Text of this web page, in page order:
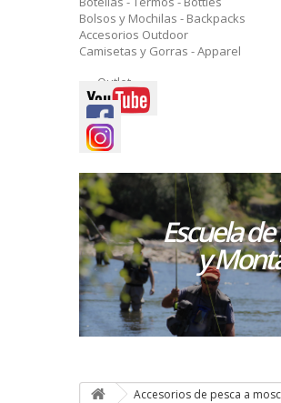
Bolsos y Mochilas - Backpacks
Accesorios Outdoor
Camisetas y Gorras - Apparel
Outlet
Escuela de
y
Accesorios de pesca a